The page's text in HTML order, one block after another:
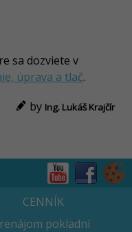
sa dozviete v
úprava a tlač.
by Ing. Lukáš Krajčír
CENNÍK
pokladní